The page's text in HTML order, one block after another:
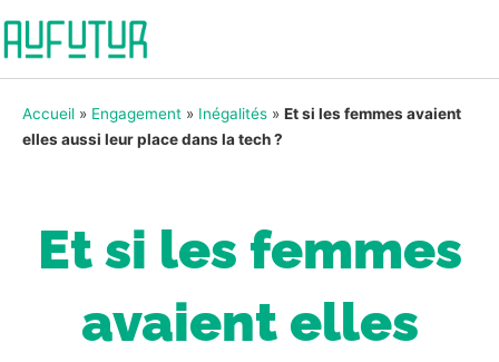
Accueil » Engagement » Inégalités » Et si les femmes avaient
elles aussi leur place dans la tech ?
Et si les femmes
avaient elles